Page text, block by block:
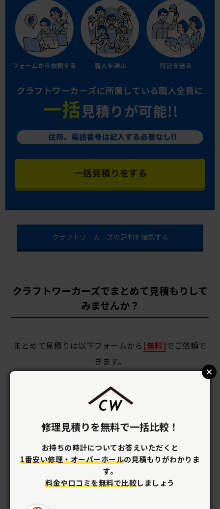
クラフトワーカーズの評判を確認する
クラフトワーカーズでまとめて見積もりして
みませんか？
まとめて見積りは以下フォームから [無料]でご依頼で
きます。
メールアドレス 必須
修理見積りを無料で一括比較！
お持ちの時計についてお答えいただくと
1番安い修理・オーバーホールの見積もりがわかりま
す。
料金や口コミを無料で比較しましょう